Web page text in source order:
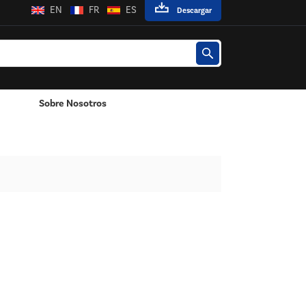
Descargar
EN FR ES
Sobre Nosotros